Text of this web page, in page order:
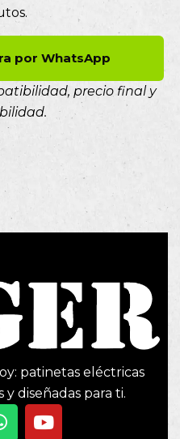
por WhatsApp
precio final y
patinetas eléctricas
y diseñadas para ti.